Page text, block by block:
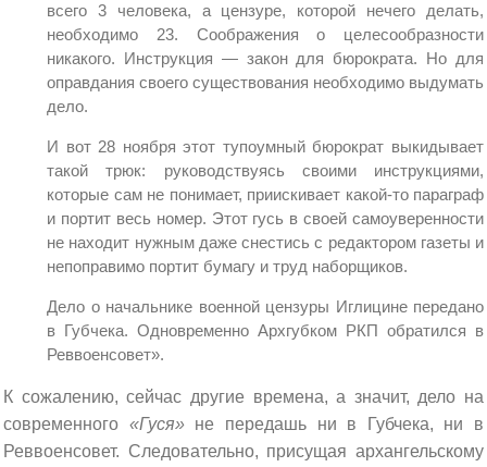
всего 3 человека, а цензуре, которой нечего делать,
необходимо 23. Соображения о целесообразности
никакого. Инструкция — закон для бюрократа. Но для
оправдания своего существования необходимо выдумать
дело.
И вот 28 ноября этот тупоумный бюрократ выкидывает
такой трюк: руководствуясь своими инструкциями,
которые сам не понимает, приискивает какой-то параграф
и портит весь номер. Этот гусь в своей самоуверенности
не находит нужным даже снестись с редактором газеты и
непоправимо портит бумагу и труд наборщиков.
Дело о начальнике военной цензуры Иглицине передано
в Губчека. Одновременно Архгубком РКП обратился в
Реввоенсовет».
К сожалению, сейчас другие времена, а значит, дело на
современного «Гуся»не передашь ни в Губчека, ни в
Реввоенсовет. Следовательно, присущая архангельскому